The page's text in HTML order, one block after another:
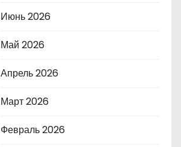
Июнь 2026
Май 2026
Апрель 2026
Март 2026
Февраль 2026